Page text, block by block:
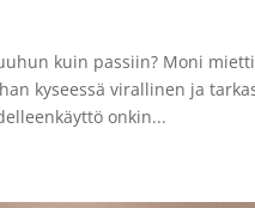
kuin passiin? Moni
kyseessä virallinen ja
onkin...